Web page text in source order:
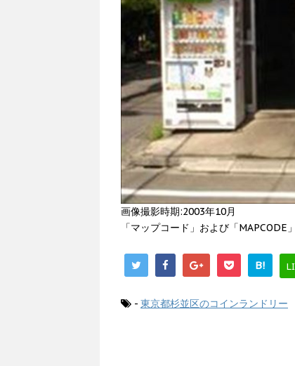
画像撮影時期:2003年10月
「マップコード」および「MAPCODE
B!
- 東京都杉並区のコインランドリー